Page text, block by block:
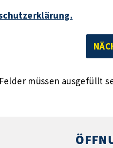
müssen ausgefüllt